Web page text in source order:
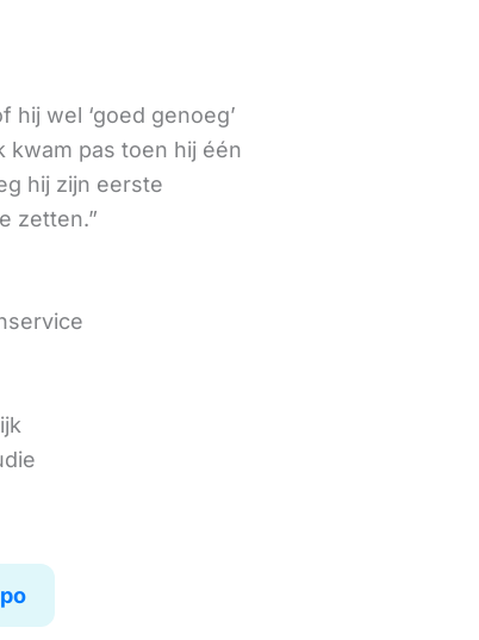
wel ‘goed genoeg’
kwam pas toen hij één
hij zijn eerste
zetten.”